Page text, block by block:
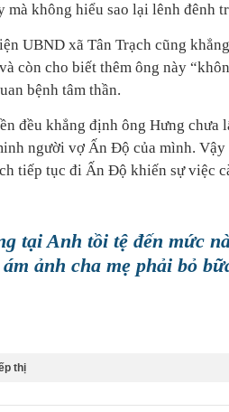
mà không hiểu sao lại lênh đênh
UBND xã Tân Trạch cũng
còn cho biết thêm ông này
bệnh tâm thần.
đều khẳng định ông Hưng chưa
người vợ Ấn Độ của mình.
tiếp tục đi Ấn Độ khiến sự việc
tại Anh tồi tệ đến mức
ảnh cha mẹ phải bỏ
thị